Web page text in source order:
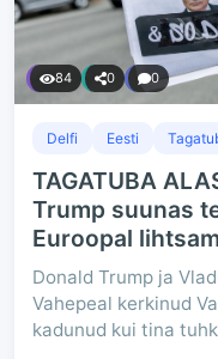
84 0 0
Delfi Eesti
TAGATUBA
Trump suunas
Euroopal
Donald Trump ja
Vahepeal kerkinud
kadunud kui tina